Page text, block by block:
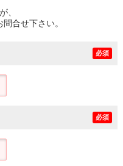
、
合せ下さい。
必須
必須